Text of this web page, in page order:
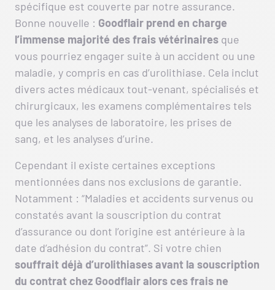
spécifique est couverte par notre assurance.
Bonne nouvelle : Goodflair prend en charge
l’immense majorité des frais vétérinaires que
vous pourriez engager suite à un accident ou une
maladie, y compris en cas d’urolithiase. Cela inclut
divers actes médicaux tout-venant, spécialisés et
chirurgicaux, les examens complémentaires tels
que les analyses de laboratoire, les prises de
sang, et les analyses d’urine.
Cependant il existe certaines exceptions
mentionnées dans nos exclusions de garantie.
Notamment : “Maladies et accidents survenus ou
constatés avant la souscription du contrat
d’assurance ou dont l’origine est antérieure à la
date d’adhésion du contrat”. Si votre chien
souffrait déjà d’urolithiases avant la souscription
du contrat chez Goodflair alors ces frais ne